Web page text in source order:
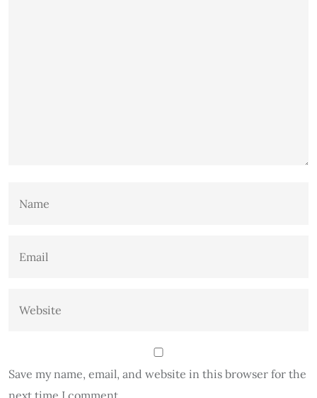
Save my name, email, and website in this browser for the
next time I comment.